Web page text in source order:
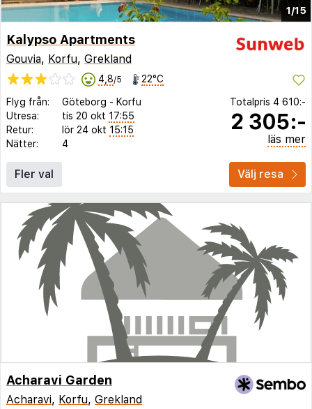
1/15
Kalypso Apartments
Gouvia, Korfu, Grekland
4,8/5 22°C
Flyg från: Göteborg - Korfu
Utresa:
tis 20 okt 17:55
Retur:
lör 24 okt 15:15
Nätter:
4
Totalpris 4 610:-
2 305:-
läs mer
Fler val Välj resa
Acharavi Garden
Acharavi, Korfu, Grekland